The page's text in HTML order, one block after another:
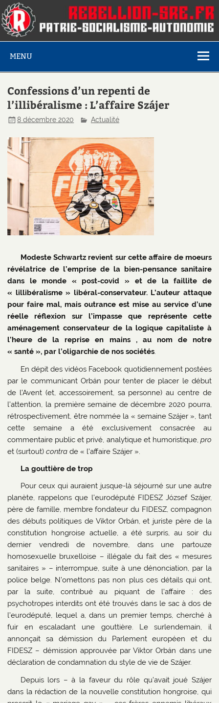
MENU
Confessions d’un repenti de
l’illibéralisme : L’affaire Szájer
8 décembre 2020 Actualité
Modeste Schwartz revient sur cette affaire de moeurs
révélatrice de l’emprise de la bien-pensance sanitaire
dans le monde « post-covid » et de la faillite de
« lillibéralisme » libéral-conservateur. L’auteur attaque
pour faire mal, mais outrance est mise au service d’une
réelle réflexion sur l’impasse que représente cette
aménagement conservateur de la logique capitaliste à
l’heure de la reprise en mains , au nom de notre
« santé », par l’oligarchie de nos sociétés.
En dépit des vidéos Facebook quotidiennement postées
par le communicant Orbán pour tenter de placer le début
de l’Avent (et, accessoirement, sa personne) au centre de
l’attention, la première semaine de décembre 2020 pourra,
rétrospectivement, être nommée la « semaine Szájer », tant
cette semaine a été exclusivement consacrée au
commentaire public et privé, analytique et humoristique, pro
et (surtout)contra de « l’affaire Szájer ».
La gouttière de trop
Pour ceux qui auraient jusque-là séjourné sur une autre
planète, rappelons que l’eurodéputé FIDESZ József Szájer,
père de famille, membre fondateur du FIDESZ, compagnon
des débuts politiques de Viktor Orbán, et juriste père de la
constitution hongroise actuelle, a été surpris, au soir du
dernier vendredi de novembre, dans une partouze
homosexuelle bruxelloise – illégale du fait des « mesures
sanitaires » – interrompue, suite à une dénonciation, par la
police belge. N’omettons pas non plus ces détails qui ont,
par la suite, contribué au piquant de l’affaire : des
psychotropes interdits ont été trouvés dans le sac à dos de
l’eurodéputé, lequel a, dans un premier temps, cherché à
fuir en escaladant une gouttière. Le surlendemain, il
annonçait sa démission du Parlement européen et du
FIDESZ – démission approuvée par Viktor Orbán dans une
déclaration de condamnation du style de vie de Szájer.
Depuis lors – à la faveur du rôle qu’avait joué Szájer
dans la rédaction de la nouvelle constitution hongroise, qui